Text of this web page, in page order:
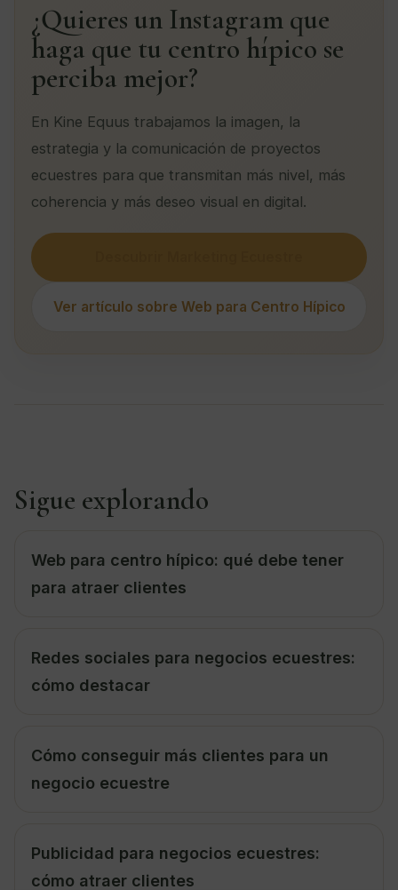
¿Quieres un Instagram que
haga que tu centro hípico se
perciba mejor?
En Kine Equus trabajamos la imagen, la
estrategia y la comunicación de proyectos
ecuestres para que transmitan más nivel, más
coherencia y más deseo visual en digital.
Ver artículo sobre Web para Centro Hípico
Sigue explorando
Web para centro hípico: qué debe tener
para atraer clientes
Redes sociales para negocios ecuestres:
cómo destacar
Cómo conseguir más clientes para un
negocio ecuestre
Publicidad para negocios ecuestres:
cómo atraer clientes